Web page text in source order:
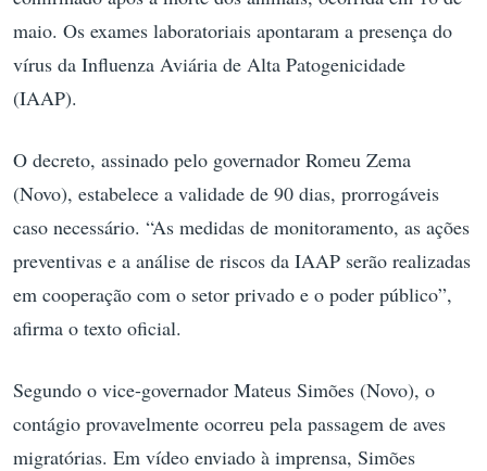
maio. Os exames laboratoriais apontaram a presença do
vírus da Influenza Aviária de Alta Patogenicidade
(IAAP).
O decreto, assinado pelo governador Romeu Zema
(Novo), estabelece a validade de 90 dias, prorrogáveis
caso necessário. “As medidas de monitoramento, as ações
preventivas e a análise de riscos da IAAP serão realizadas
em cooperação com o setor privado e o poder público”,
afirma o texto oficial.
Segundo o vice-governador Mateus Simões (Novo), o
contágio provavelmente ocorreu pela passagem de aves
migratórias. Em vídeo enviado à imprensa, Simões